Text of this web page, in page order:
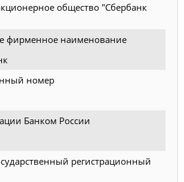
общество "Сбербанк
фирменное наименование
номер
Банком России
регистрационный